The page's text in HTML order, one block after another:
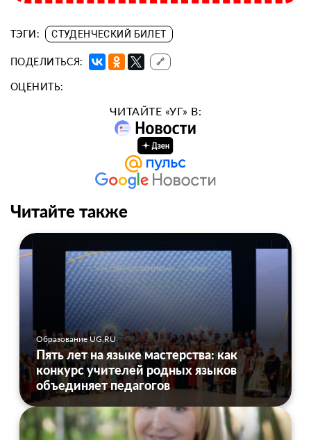
ТЭГИ: СТУДЕНЧЕСКИЙ БИЛЕТ
ПОДЕЛИТЬСЯ: 🔗
ОЦЕНИТЬ:
ЧИТАЙТЕ «УГ» В:
Читайте также
Образование UG.RU
Пять лет на языке мастерства: как
конкурс учителей родных языков
объединяет педагогов